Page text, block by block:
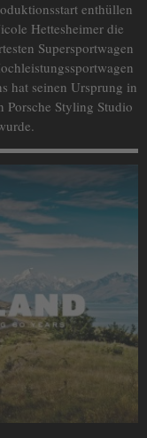
enthüllen
Hettesheimer die
Supersportwagen
hat seinen Ursprung in
Porsche Styling Studio